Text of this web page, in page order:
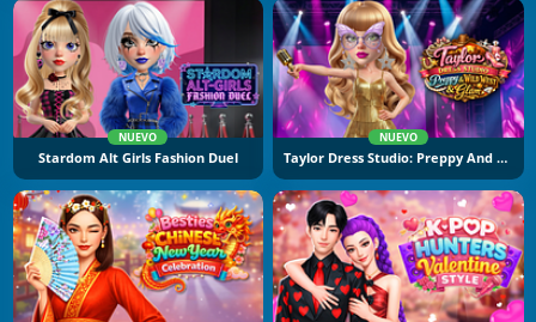
NUEVO
Stardom Alt Girls Fashion Duel
NUEVO
Taylor Dress Studio: Preppy And Wild West Glam